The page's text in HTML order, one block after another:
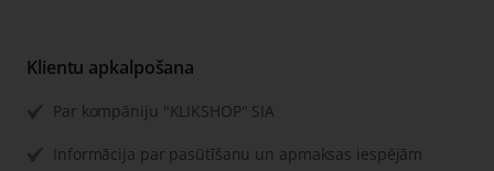
Klientu apkalpošana
Par kompāniju "KLIKSHOP" SIA
Informācija par pasūtīšanu un apmaksas iespējām